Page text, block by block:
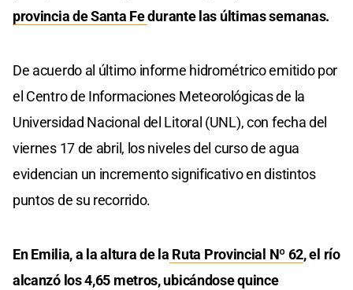
provincia de Santa Fedurante las últimas semanas.
De acuerdo al último informe hidrométrico emitido por
el Centro de Informaciones Meteorológicas de la
Universidad Nacional del Litoral (UNL), con fecha del
viernes 17 de abril, los niveles del curso de agua
evidencian un incremento significativo en distintos
puntos de su recorrido.
En Emilia, a la altura de la Ruta Provincial Nº 62, el río
alcanzó los 4,65 metros, ubicándose quince